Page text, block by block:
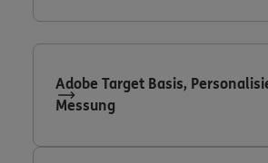
Adobe Target Basis,
Messung